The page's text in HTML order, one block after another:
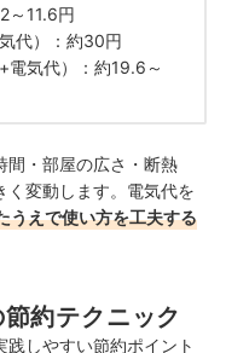
～11.6円
代）：約30円
電気代）：約19.6～
間・部屋の広さ・断熱
く変動します。電気代を
うえで使い方を工夫する
約テクニック
しやすい節約ポイント